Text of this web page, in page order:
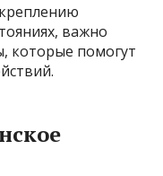
важно
которые помогут